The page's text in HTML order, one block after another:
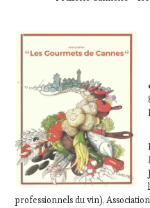
professionnels du vin),